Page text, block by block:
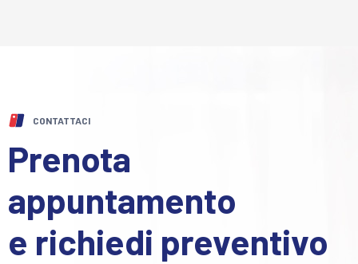
CONTATTACI
Prenota
appuntamento
e richiedi preventivo